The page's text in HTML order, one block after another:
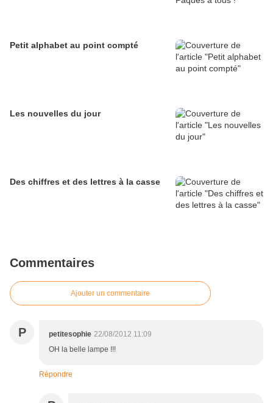
Petit alphabet au point compté
Les nouvelles du jour
Des chiffres et des lettres à la casse
Commentaires
Ajouter un commentaire
P petitesophie 22/08/2012 11:09
OH la belle lampe !!!
Répondre